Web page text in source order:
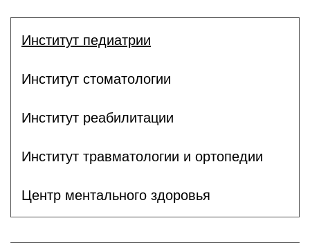
Институт педиатрии
Институт стоматологии
Институт реабилитации
Институт травматологии и ортопедии
Центр ментального здоровья